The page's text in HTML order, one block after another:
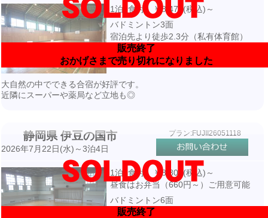
販売終了
おかげさまで売り切れになりました
1泊3食付 ￥8,470(税込)～
バドミントン3面
宿泊先より徒歩2.3分（私有体育館）
大自然の中でできる合宿が好評です。
近隣にスーパーや薬局など立地も◎
販売終了
静岡県 伊豆の国市
2026年7月22日(水)～3泊4日
プラン:FUJII26051118
1泊2食付 ￥8,800(税込)～
昼食はお弁当（660円～）ご用意可能
バドミントン6面
宿泊先より車で15分・送迎付き